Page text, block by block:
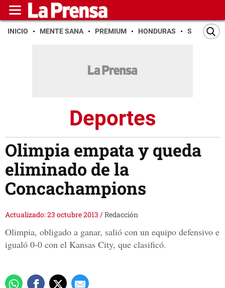
INICIO MENTE SANA PREMIUM HONDURAS SAN PEDRO
Deportes
Olimpia empata y queda
eliminado de la
Concachampions
Actualizado: 23 octubre 2013 /Redacción
Olimpia, obligado a ganar, salió con un equipo defensivo e
igualó 0-0 con el Kansas City, que clasificó.